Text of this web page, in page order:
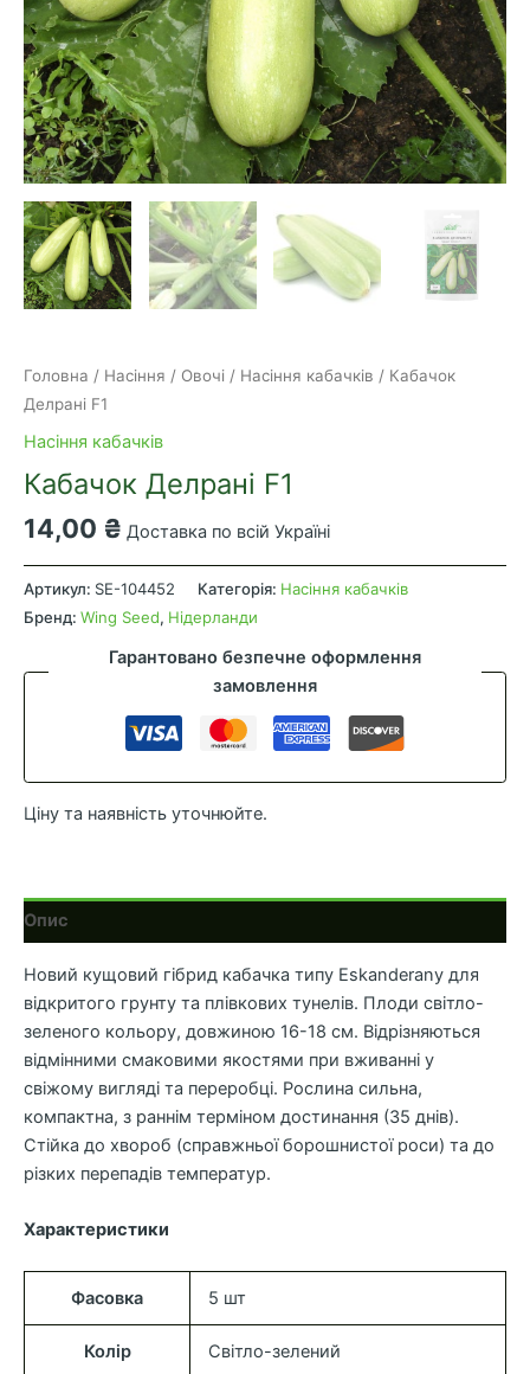
Головна / Насіння / Овочі / Насіння кабачків / Кабачок
Делрані F1
Насіння кабачків
Кабачок Делрані F1
14,00 ₴ Доставка по всій Україні
Кабачок
Делрані
F1
Артикул: SE-104452 Категорія: Насіння кабачків
Бренд: Wing Seed, Нідерланди
Гарантовано безпечне оформлення
замовлення
Ціну та наявність уточнюйте.
Опис
Новий кущовий гібрид кабачка типу Eskanderany для
відкритого грунту та плівкових тунелів. Плоди світло-
зеленого кольору, довжиною 16-18 см. Відрізняються
відмінними смаковими якостями при вживанні у
свіжому вигляді та переробці. Рослина сильна,
компактна, з раннім терміном достинання (35 днів).
Стійка до хвороб (справжньої борошнистої роси) та до
різких перепадів температур.
Характеристики
Фасовка 5 шт
Колір Світло-зелений